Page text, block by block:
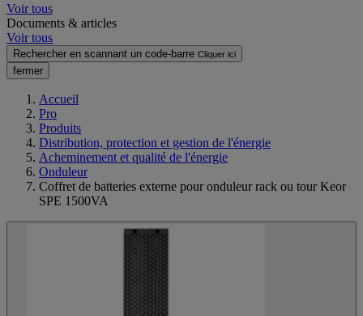
Voir tous
Documents & articles
Voir tous
Rechercher en scannant un code-barre Cliquer ici
fermer
Accueil
Pro
Produits
Distribution, protection et gestion de l'énergie
Acheminement et qualité de l'énergie
Onduleur
Coffret de batteries externe pour onduleur rack ou tour Keor
SPE 1500VA